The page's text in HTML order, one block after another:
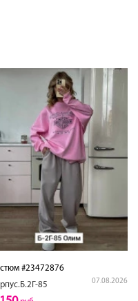
#23472876
85
07.08.2026